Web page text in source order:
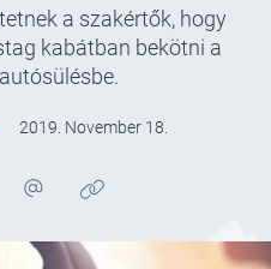
a szakértők, hogy
kabátban bekötni a
2019. November 18.